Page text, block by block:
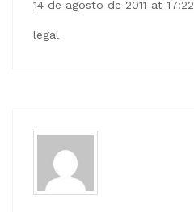
14 de agosto de 2011 at 17:22
legal